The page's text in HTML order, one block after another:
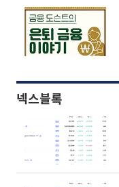
넥스블록